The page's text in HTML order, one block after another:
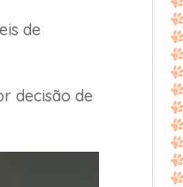
de
decisão de